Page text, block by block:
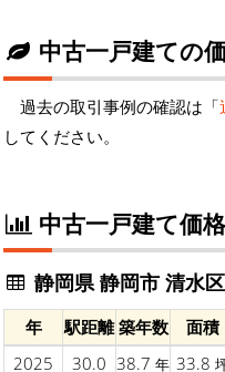
中古一戸建ての
過去の取引事例の確認は「
してください。
中古一戸建て価
静岡県 静岡市 清水
年 駅距離 築年数 面積
2025
30.0 38.7 年 33.8